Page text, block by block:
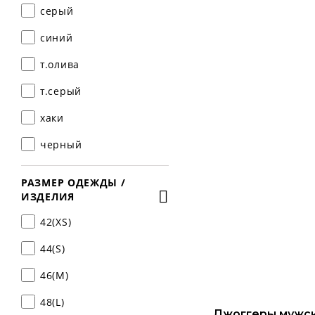
серый
синий
т.олива
т.серый
хаки
черный
РАЗМЕР ОДЕЖДЫ /
ИЗДЕЛИЯ
42(XS)
44(S)
46(M)
48(L)